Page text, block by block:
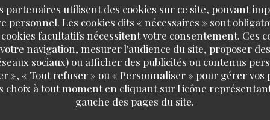
partenaires utilisent des cookies sur ce site, pouvant
personnel. Les cookies dits « nécessaires » sont
facultatifs nécessitent votre consentement. Ces
navigation, mesurer l'audience du site, proposer
sociaux) ou afficher des publicités ou contenus
», « Tout refuser » ou « Personnaliser » pour gérer vos
choix à tout moment en cliquant sur l'icône
gauche des pages du site.
SERVICE AMBIANCE /5 CUISINE 5 QUALITÉ /
LA TABLE DE CATUSSEAU